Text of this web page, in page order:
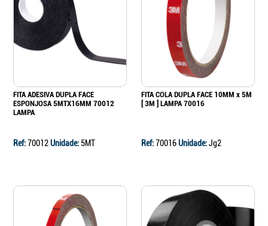
FITA ADESIVA DUPLA FACE
ESPONJOSA 5MTX16MM 70012
LAMPA
Ref:70012Unidade: 5MT
FITA COLA DUPLA FACE 10MM x 5M
[ 3M ] LAMPA 70016
Ref:70016Unidade:Jg2